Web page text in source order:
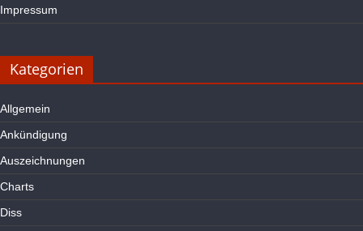
Impressum
Kategorien
Allgemein
Ankündigung
Auszeichnungen
Charts
Diss